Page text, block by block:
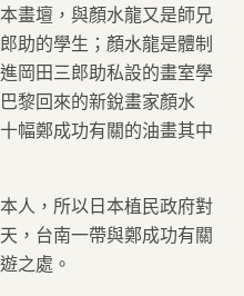
畫壇，與顏水龍又是師兄
助的學生；顏水龍是體制
岡田三郎助私設的畫室學
黎回來的新銳畫家顏水
幅鄭成功有關的油畫其中
人，所以日本植民政府對
，台南一帶與鄭成功有關
之處。